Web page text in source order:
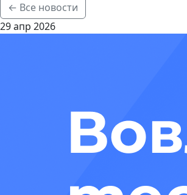
← Все новости
29 апр 2026